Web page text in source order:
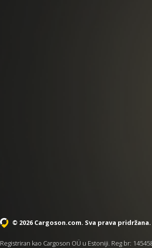
© 2026 Cargoson.com. Sva prava pridržana.
Registriran kao Cargoson OÜ u Estoniji. Reg br: